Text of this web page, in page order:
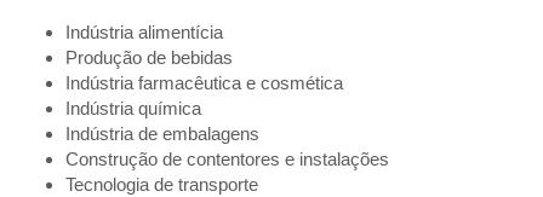
Indústria alimentícia
Produção de bebidas
Indústria farmacêutica e cosmética
Indústria química
Indústria de embalagens
Construção de contentores e instalações
Tecnologia de transporte